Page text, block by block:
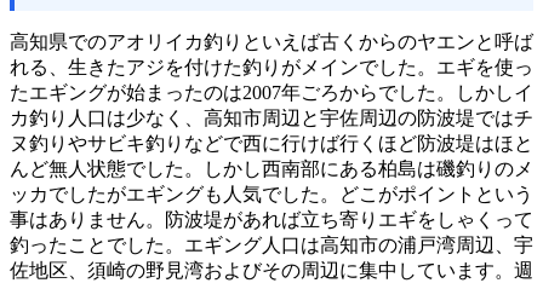
高知県でのアオリイカ釣りといえば古くからのヤエンと呼ば
れる、生きたアジを付けた釣りがメインでした。エギを使っ
たエギングが始まったのは2007年ごろからでした。しかしイ
カ釣り人口は少なく、高知市周辺と宇佐周辺の防波堤ではチ
ヌ釣りやサビキ釣りなどで西に行けば行くほど防波堤はほと
んど無人状態でした。しかし西南部にある柏島は磯釣りのメ
ッカでしたがエギングも人気でした。どこがポイントという
事はありません。防波堤があれば立ち寄りエギをしゃくって
釣ったことでした。エギング人口は高知市の浦戸湾周辺、宇
佐地区、須崎の野見湾およびその周辺に集中しています。週